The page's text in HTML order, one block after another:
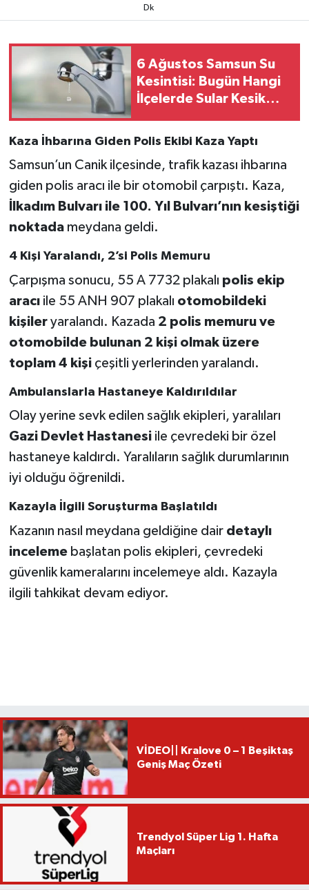
Dk
6 Ağustos Samsun Su
Kesintisi: Bugün Hangi
İlçelerde Sular Kesik
Listesi)
Kaza İhbarına Giden Polis Ekibi Kaza Yaptı
Samsun’un Canik ilçesinde, trafik kazası ihbarına
giden polis aracı ile bir otomobil çarpıştı. Kaza,
İlkadım Bulvarı ile 100. Yıl Bulvarı’nın kesiştiği
noktadameydana geldi.
4 Kişi Yaralandı, 2’si Polis Memuru
Çarpışma sonucu, 55 A 7732 plakalı polis ekip
aracıile 55 ANH 907 plakalı otomobildeki
kişileryaralandı. Kazada 2 polis memuru ve
otomobilde bulunan 2 kişi olmak üzere
toplam 4 kişiçeşitli yerlerinden yaralandı.
Ambulanslarla Hastaneye Kaldırıldılar
Olay yerine sevk edilen sağlık ekipleri, yaralıları
Gazi Devlet Hastanesiile çevredeki bir özel
hastaneye kaldırdı. Yaralıların sağlık durumlarının
iyi olduğu öğrenildi.
Kazayla İlgili Soruşturma Başlatıldı
Kazanın nasıl meydana geldiğine dair detaylı
incelemebaşlatan polis ekipleri, çevredeki
güvenlik kameralarını incelemeye aldı. Kazayla
ilgili tahkikat devam ediyor.
VİDEO|| Kralove 0 – 1 Beşiktaş
Geniş Maç Özeti
Trendyol Süper Lig 1. Hafta
Maçları